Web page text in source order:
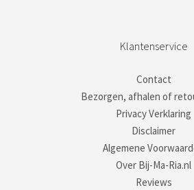
Klantenservice
Contact
Bezorgen, afhalen of
Privacy Verklaring
Disclaimer
Algemene
Over Bij-Ma-Ria.nl
Reviews